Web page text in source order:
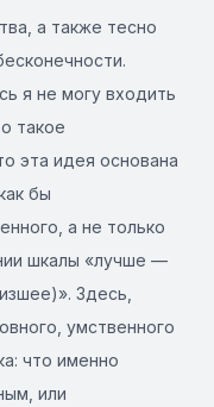
а также тесно
я не могу входить
такое
эта идея основана
бы
а не только
шкалы «лучше —
Здесь,
умственного
что именно
или